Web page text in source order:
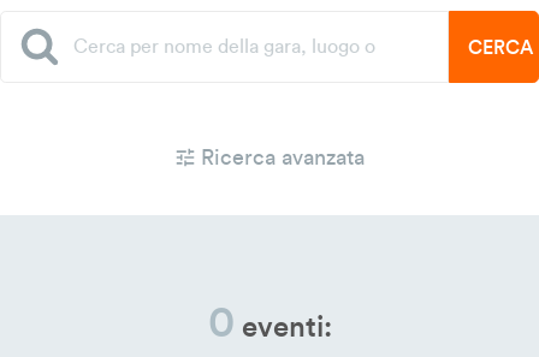
CERCA
Ricerca avanzata
0 eventi: